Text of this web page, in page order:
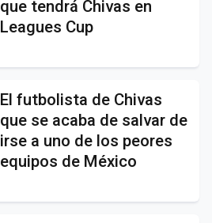
que tendrá Chivas en
Leagues Cup
El futbolista de Chivas
que se acaba de salvar de
irse a uno de los peores
equipos de México